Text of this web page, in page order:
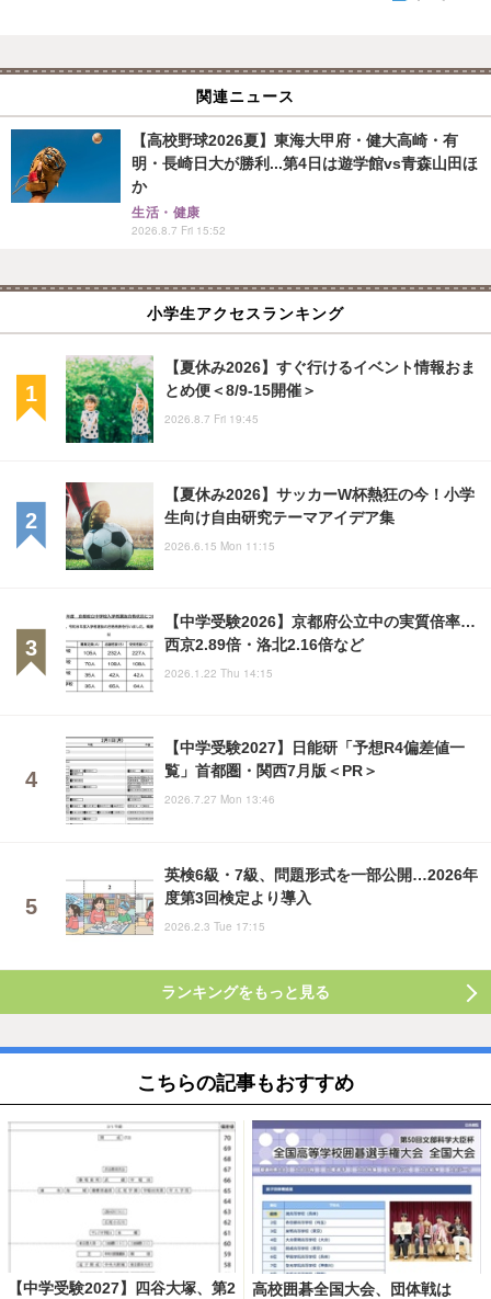
関連ニュース
【高校野球2026夏】東海大甲府・健大高崎・有
明・長崎日大が勝利...第4日は遊学館vs青森山田ほ
か
生活・健康
2026.8.7 Fri 15:52
小学生アクセスランキング
【夏休み2026】すぐ行けるイベント情報おま
とめ便＜8/9-15開催＞
2026.8.7 Fri 19:45
【夏休み2026】サッカーW杯熱狂の今！小学
生向け自由研究テーマアイデア集
2026.6.15 Mon 11:15
【中学受験2026】京都府公立中の実質倍率…
西京2.89倍・洛北2.16倍など
2026.1.22 Thu 14:15
【中学受験2027】日能研「予想R4偏差値一
覧」首都圏・関西7月版＜PR＞
2026.7.27 Mon 13:46
英検6級・7級、問題形式を一部公開…2026年
度第3回検定より導入
2026.2.3 Tue 17:15
ランキングをもっと見る
こちらの記事もおすすめ
【中学受験2027】四谷大塚、第2
高校囲碁全国大会、団体戦は